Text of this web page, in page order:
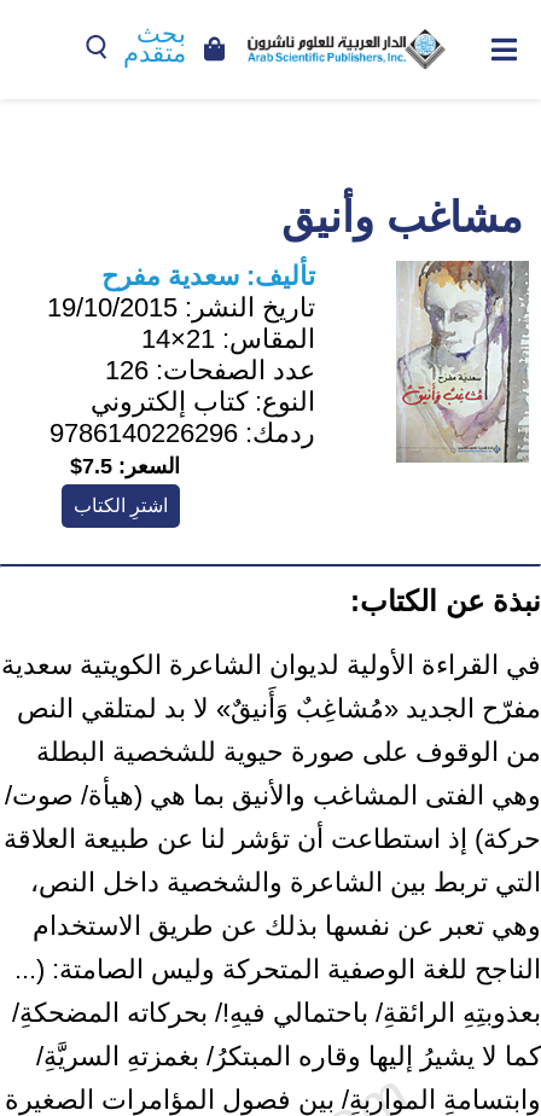
بحث
متقدم
مشاغب وأنيق
تأليف: سعدية مفرح
تاريخ النشر: 19/10/2015
المقاس: 21×14
عدد الصفحات: 126
النوع:كتاب إلكتروني
ردمك: 9786140226296
السعر: 7.5$
اشترِ الكتاب
نبذة عن الكتاب:
في القراءة الأولية لديوان الشاعرة الكويتية سعدية
مفرّح الجديد «مُشاغِبٌ وَأَنيقٌ» لا بد لمتلقي النص
من الوقوف على صورة حيوية للشخصية البطلة
وهي الفتى المشاغب والأنيق بما هي (هيأة/ صوت/
حركة) إذ استطاعت أن تؤشر لنا عن طبيعة العلاقة
التي تربط بين الشاعرة والشخصية داخل النص،
وهي تعبر عن نفسها بذلك عن طريق الاستخدام
الناجح للغة الوصفية المتحركة وليس الصامتة: (...
بعذوبتِهِ الرائقةِ/ باحتمالي فيهِ!/ بحركاته المضحكةِ/
كما لا يشيرُ إليها وقاره المبتكرُ/ بغمزتهِ السريَّةِ/
وابتسامةِ المواربةِ/ بين فصول المؤامرات الصغيرة